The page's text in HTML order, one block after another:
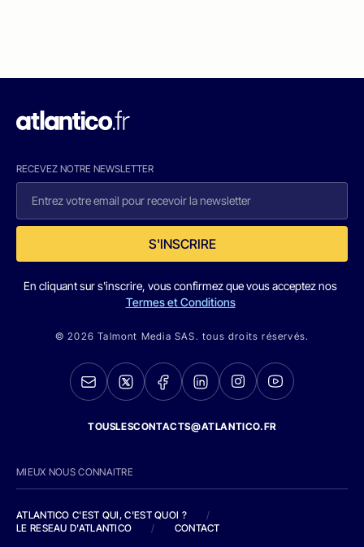
RECEVEZ NOTRE NEWSLETTER
S'INSCRIRE
En cliquant sur s'inscrire, vous confirmez que vous acceptez nos
Termes et Conditions
© 2026 Talmont Media SAS. tous droits réservés.
TOUSLESCONTACTS@ATLANTICO.FR
MIEUX NOUS CONNAITRE
ATLANTICO C'EST QUI, C'EST QUOI ?
/
LE RESEAU D'ATLANTICO
/ CONTACT